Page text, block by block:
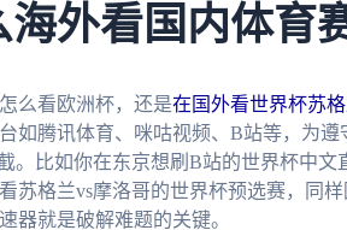
海外看国内体育
么看欧洲杯，还是在国外看世界杯苏
如腾讯体育、咪咕视频、B站等，为
。比如你在东京想刷B站的世界杯中
苏格兰vs摩洛哥的世界杯预选赛，同
器就是破解难题的关键。